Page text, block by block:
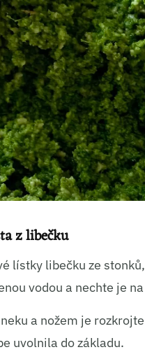
z libečku
lístky libečku ze
vodou a nechte je
a nožem je
uvolnila do základu.